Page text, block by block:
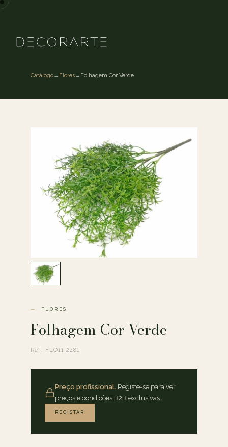
Catálogo→ Flores→ Folhagem Cor Verde
FLORES
Folhagem Cor Verde
Ref. FLO11.2481
Preço profissional. Registe-se para ver
preços e condições B2B exclusivas.
REGISTAR